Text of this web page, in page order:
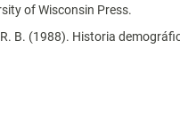
of Wisconsin Press.
B. (1988). Historia